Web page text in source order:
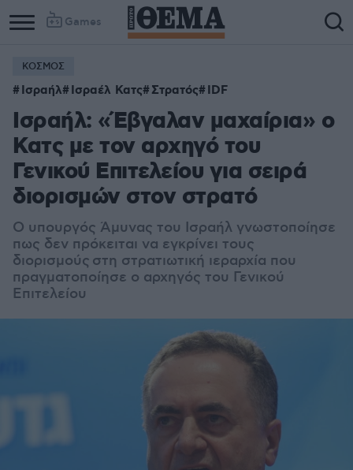
Games
ΚΟΣΜΟΣ
Ισραήλ Ισραέλ Κατς Στρατός IDF
Ισραήλ: «Έβγαλαν μαχαίρια» ο
Κατς με τον αρχηγό του
Γενικού Επιτελείου για σειρά
διορισμών στον στρατό
Ο υπουργός Άμυνας του Ισραήλ γνωστοποίησε
πως δεν πρόκειται να εγκρίνει τους
διορισμούς στη στρατιωτική ιεραρχία που
πραγματοποίησε ο αρχηγός του Γενικού
Επιτελείου